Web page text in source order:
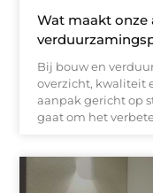
Wat maakt onze
Bij bouw en
overzicht, kwaliteit
aanpak gericht op
gaat om het